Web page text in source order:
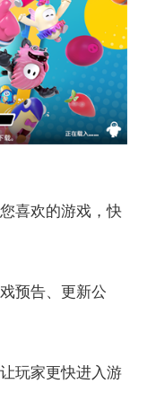
喜欢的游戏，快
预告、更新公
玩家更快进入游